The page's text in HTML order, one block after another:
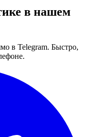
в нашем
в Telegram. Быстро,